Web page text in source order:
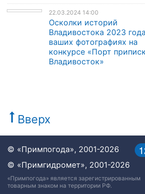
22.03.2024 14:00
Осколки историй
Владивостока 2023
ваших фотографиях на
конкурсе «Порт
Владивосток»
Вверх
© «Примпогода», 2001-2026
© «Примгидромет», 2001-2026
«Примпогода» является зарегистрированным
товарным знаком на территории РФ.